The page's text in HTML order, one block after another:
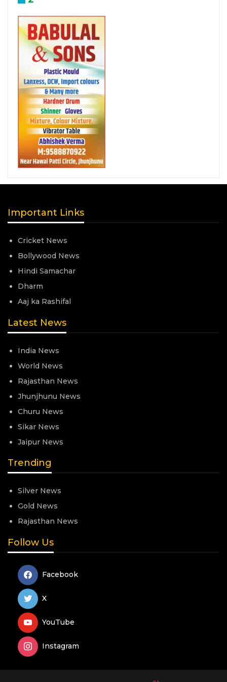
Important Links
Cricket News
Bollywood News
Hindi Samachar
Dharm
Aaj ka Rashifal
Latest News
India News
World News
Rajasthan News
Jhunjhunu News
Churu News
Sikar News
Jaipur News
Trending
Silver News
Gold News
Rajasthan News
Follow Us
Facebook
X
YouTube
Instagram